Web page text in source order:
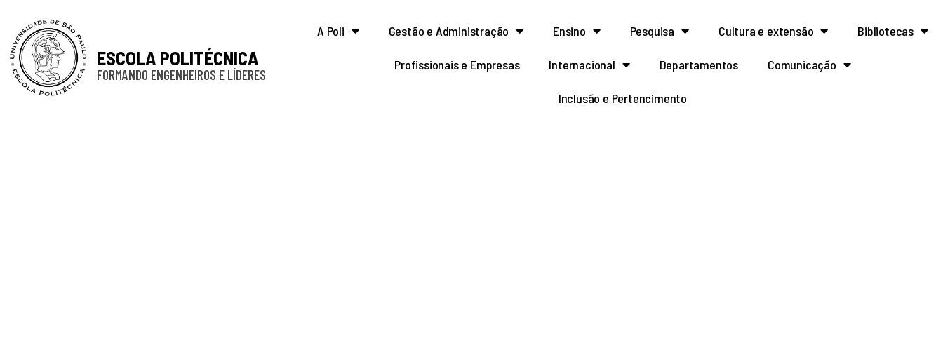
ESCOLA POLITÉCNICA
FORMANDO ENGENHEIROS E LÍDERES
A Poli Gestão e Administração Ensino Pesquisa Cultura e extensão Bibliotecas
Profissionais e Empresas Internacional Departamentos Comunicação
Inclusão e Pertencimento